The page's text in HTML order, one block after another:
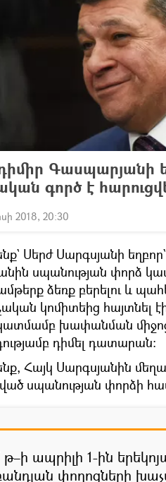
Գասպարյանի
գործ է
2018, 20:30
Սերժ Սարգսյանի
սպանության փորձ
ձեռք բերելու և
կոմիտեից հայտնել
խափանման միջոց
դիմել դատարան։
Հայկ Սարգսյանին
սպանության փորձի
թ–ի ապրիլի 1-ին
փողոցների